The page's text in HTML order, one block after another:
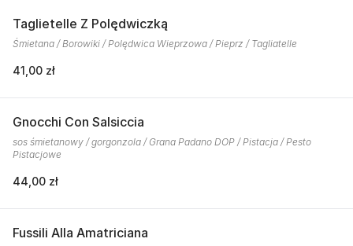
Taglietelle Z Polędwiczką
Śmietana / Borowiki / Polędwica Wieprzowa / Pieprz / Tagliatelle
41,00 zł
Gnocchi Con Salsiccia
sos śmietanowy / gorgonzola / Grana Padano DOP / Pistacja / Pesto
Pistacjowe
44,00 zł
Fussili Alla Amatriciana